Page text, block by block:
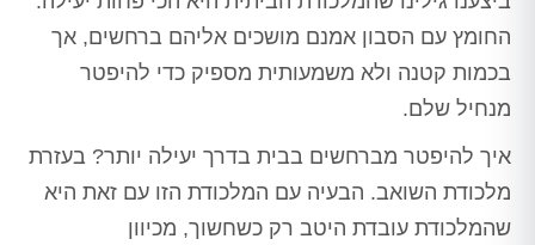
החומץ עם הסבון אמנם מושכים אליהם ברחשים, אך
בכמות קטנה ולא משמעותית מספיק כדי להיפטר
מנחיל שלם.
איך להיפטר מברחשים בבית בדרך יעילה יותר? בעזרת
מלכודת השואב. הבעיה עם המלכודת הזו עם זאת היא
שהמלכודת עובדת היטב רק כשחשוך, מכיוון